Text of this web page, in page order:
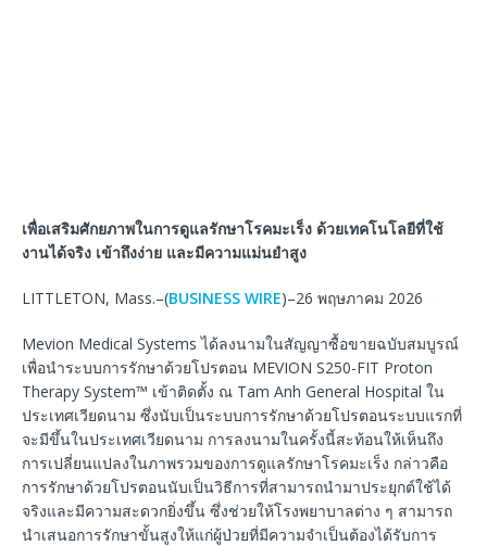
เพื่อเสริมศักยภาพในการดูแลรักษาโรคมะเร็ง ด้วยเทคโนโลยีที่ใช้
งานได้จริง เข้าถึงง่าย และมีความแม่นยำสูง
LITTLETON, Mass.–(BUSINESS WIRE)–26 พฤษภาคม 2026
Mevion Medical Systems ได้ลงนามในสัญญาซื้อขายฉบับสมบูรณ์
เพื่อนำระบบการรักษาด้วยโปรตอน MEVION S250-FIT Proton
Therapy System™ เข้าติดตั้ง ณ Tam Anh General Hospital ใน
ประเทศเวียดนาม ซึ่งนับเป็นระบบการรักษาด้วยโปรตอนระบบแรกที่
จะมีขึ้นในประเทศเวียดนาม การลงนามในครั้งนี้สะท้อนให้เห็นถึง
การเปลี่ยนแปลงในภาพรวมของการดูแลรักษาโรคมะเร็ง กล่าวคือ
การรักษาด้วยโปรตอนนับเป็นวิธีการที่สามารถนำมาประยุกต์ใช้ได้
จริงและมีความสะดวกยิ่งขึ้น ซึ่งช่วยให้โรงพยาบาลต่าง ๆ สามารถ
นำเสนอการรักษาขั้นสูงให้แก่ผู้ป่วยที่มีความจำเป็นต้องได้รับการ